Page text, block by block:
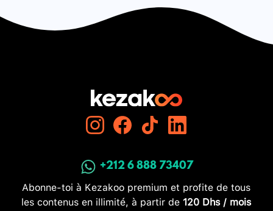
+212 6 888 73407
Abonne-toi à Kezakoo premium et profite de tous
les contenus en illimité, à partir de 120 Dhs / mois